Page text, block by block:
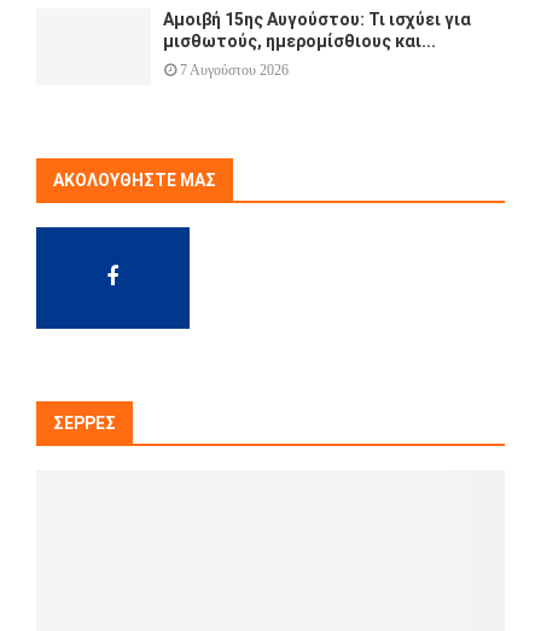
Αμοιβή 15ης Αυγούστου: Τι ισχύει για
μισθωτούς, ημερομίσθιους και...
7 Αυγούστου 2026
ΑΚΟΛΟΥΘΉΣΤΕ ΜΑΣ
ΣΈΡΡΕΣ